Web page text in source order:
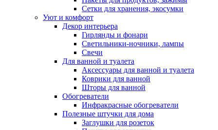
Сетки для хранения, экосумки
Уют и комфорт
Декор интерьера
Гирлянды и фонари
Светильники-ночники, лампы
Свечи
Для ванной и туалета
Аксессуары для ванной и туалета
Коврики для ванной
Шторы для ванной
Обогреватели
Инфракрасные обогреватели
Полезные штучки для дома
Заглушки для розеток